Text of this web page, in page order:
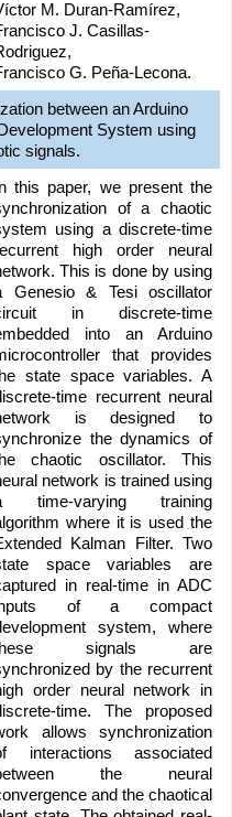
M. Duran-Ramírez,
J. Casillas-
G. Peña-Lecona.
between an Arduino
System using
signals.
In this paper, we present the
of a chaotic
using a discrete-time
high order neural
This is done by using
Genesio & Tesi oscillator
in discrete-time
into an Arduino
that provides
state space variables. A
time recurrent neural
is designed to
the dynamics of
chaotic oscillator. This
network is trained using
time-varying training
where it is used the
Kalman Filter. Two
space variables are
in real-time in ADC
of a compact
system, where
signals are
by the recurrent
order neural network in
time. The proposed
allows synchronization
interactions associated
the neural
and the chaotical